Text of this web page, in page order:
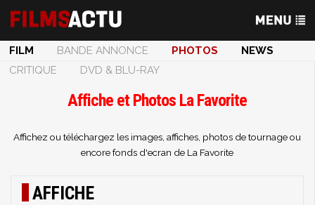
FILM BANDE ANNONCE PHOTOS
NEWS
CRITIQUE
DVD & BLU-RAY
Affiche et Photos La Favorite
Affichez ou téléchargez les images, affiches, photos de tournage ou
encore fonds d'ecran de La Favorite
AFFICHE